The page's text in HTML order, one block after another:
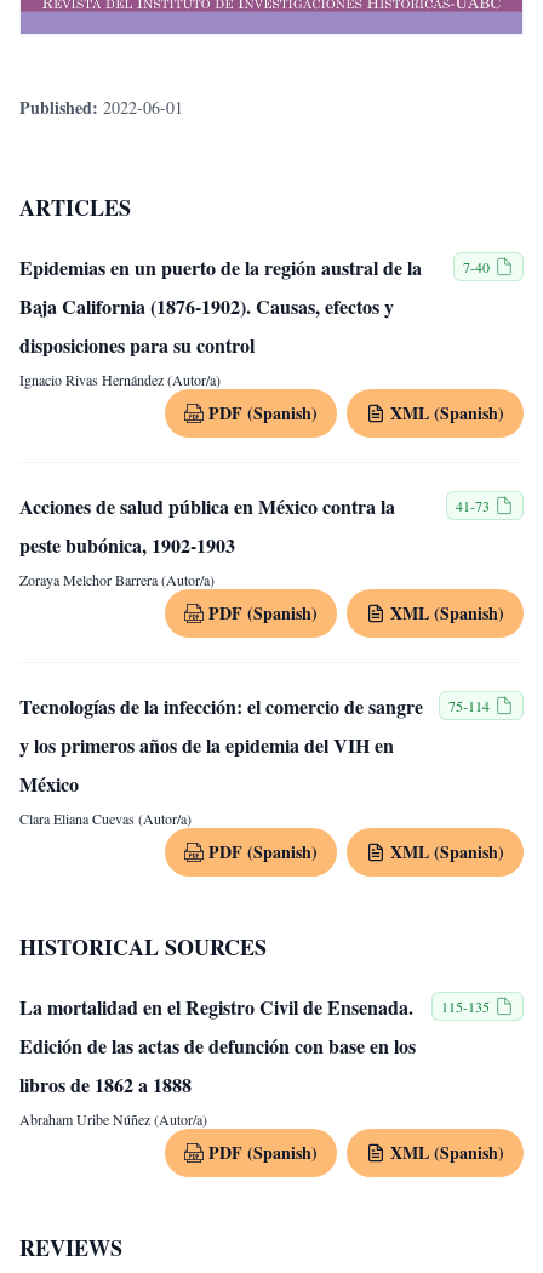
Published: 2022-06-01
ARTICLES
Epidemias en un puerto de la región austral de la
Baja California (1876-1902). Causas, efectos y
disposiciones para su control
7-40
Ignacio Rivas Hernández (Autor/a)
PDF (Spanish) XML (Spanish)
Acciones de salud pública en México contra la
peste bubónica, 1902-1903
41-73
Zoraya Melchor Barrera (Autor/a)
PDF (Spanish) XML (Spanish)
Tecnologías de la infección: el comercio de sangre
y los primeros años de la epidemia del VIH en
México
75-114
Clara Eliana Cuevas (Autor/a)
PDF (Spanish) XML (Spanish)
HISTORICAL SOURCES
La mortalidad en el Registro Civil de Ensenada.
Edición de las actas de defunción con base en los
libros de 1862 a 1888
115-135
Abraham Uribe Núñez (Autor/a)
PDF (Spanish) XML (Spanish)
REVIEWS